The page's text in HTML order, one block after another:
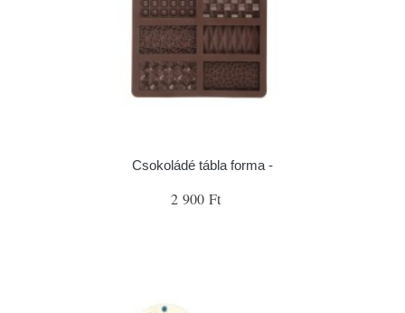
Csokoládé tábla forma -
2 900 Ft